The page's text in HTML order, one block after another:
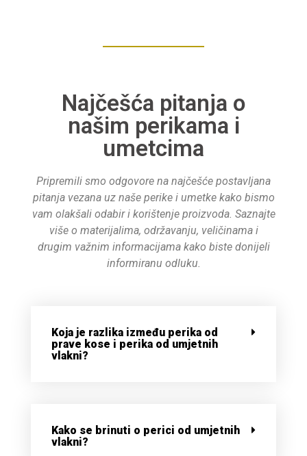
Najčešća pitanja o
našim perikama i
umetcima
Pripremili smo odgovore na najčešće postavljana
pitanja vezana uz naše perike i umetke kako bismo
vam olakšali odabir i korištenje proizvoda. Saznajte
više o materijalima, održavanju, veličinama i
drugim važnim informacijama kako biste donijeli
informiranu odluku.
Koja je razlika između perika od
prave kose i perika od umjetnih
vlakni?
Kako se brinuti o perici od umjetnih
vlakni?